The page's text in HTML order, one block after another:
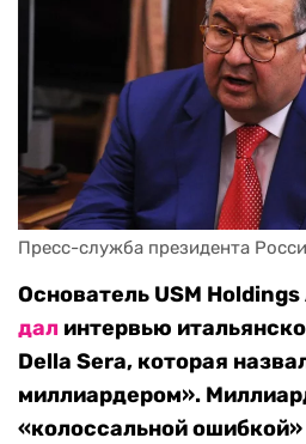
Пресс-служба президента
Основатель USM
дал интервью
Della Sera, которая
миллиардером».
«колоссальной